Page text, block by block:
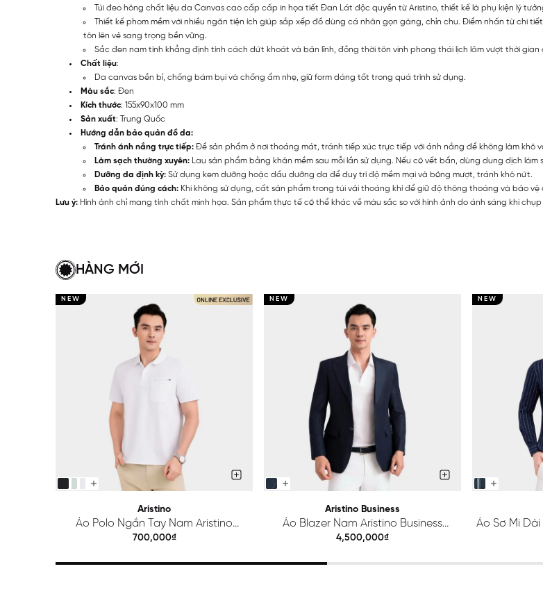
Túi đeo hông chất liệu da Canvas cao cấp cấp in họa tiết Đan Lát độc quyền từ Aristino, thiết kế là phụ kiện lý
Thiết kế phom mềm với nhiều ngăn tiện ích giúp sắp xếp đồ dùng cá nhân gọn gàng, chỉn chu. Điểm nhấn từ chi
tôn lên vẻ sang trọng bền vững.
Sắc đen nam tính khẳng định tính cách dứt khoát và bản lĩnh, đồng thời tôn vinh phong thái lịch lãm vượt thời gian
Chất liệu:
Da canvas bền bỉ, chống bám bụi và chống ẩm nhẹ, giữ form dáng tốt trong quá trình sử dụng.
Màu sắc: Đen
Kích thước: 155x90x100 mm
Sản xuất: Trung Quốc
Hướng dẫn bảo quản đồ da:
Tránh ánh nắng trực tiếp: Để sản phẩm ở nơi thoáng mát, tránh tiếp xúc trực tiếp với ánh nắng để không làm khô
Làm sạch thường xuyên: Lau sản phẩm bằng khăn mềm sau mỗi lần sử dụng. Nếu có vết bẩn, dùng dung dịch làm
Dưỡng da định kỳ: Sử dụng kem dưỡng hoặc dầu dưỡng da để duy trì độ mềm mại và bóng mượt, tránh khô nứt.
Bảo quản đúng cách: Khi không sử dụng, cất sản phẩm trong túi vải thoáng khí để giữ độ thông thoáng và bảo vệ
Lưu ý: Hình ảnh chỉ mang tính chất minh họa. Sản phẩm thực tế có thể khác về màu sắc so với hình ảnh do ánh sáng khi
HÀNG MỚI
NEW
Aristino
Áo Polo Ngắn Tay Nam Aristino
Regular APS615EDP01
700,000₫
NEW
Aristino Business
Áo Blazer Nam Aristino Business
Premio 1BZ201S0H2
4,500,000₫
NEW
Áo Sơ Mi Dài